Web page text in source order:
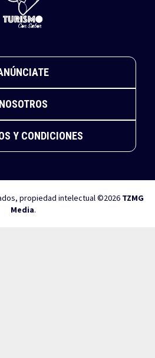
NOSOTROS
Y CONDICIONES
propiedad intelectual ©2026 TZMG
Media.